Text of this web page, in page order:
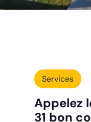
Services
Appelez
31 bon